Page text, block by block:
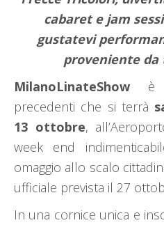
cabaret e jam
gustatevi
proveniente da
MilanoLinateShow è
precedenti che si terrà
13 ottobre,
week end
omaggio allo scalo
ufficiale prevista il 27
In una cornice unica e